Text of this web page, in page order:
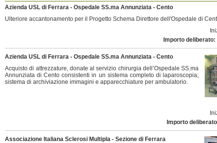
Azienda USL di Ferrara - Ospedale SS.ma Annunziata - Cento
Ulteriore accantonamento per il Progetto Schema Direttore dell'Ospedale di
Importo deliberato:
Azienda USL di Ferrara - Ospedale SS.ma Annunziata - Cento
Acquisto di attrezzature, donate al servizio chirurgia dell’Ospedale SS.ma
Annunziata di Cento consistenti in un sistema completo di laparoscopia;
sistema di archiviazione immagini e apparecchiature per ambulatorio.
Importo
Associazione Italiana Sclerosi Multipla - Sezione di Ferrara